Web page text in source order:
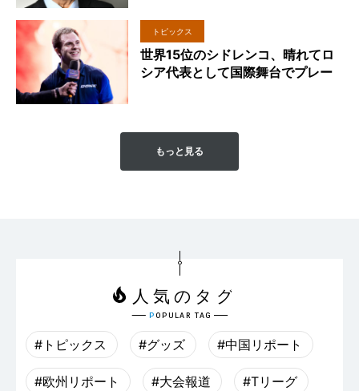
トピックス
世界15位のシドレンコ、晴れてロ
シア代表として国際舞台でプレー
もっと見る
#トピックス #グッズ #中国リポート
#欧州リポート #大会報道 #Tリーグ